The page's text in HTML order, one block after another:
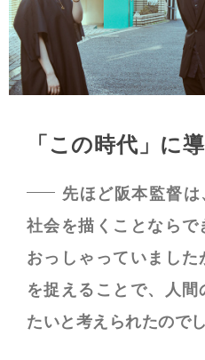
「この時代」に
先ほど阪本監督は
社会を描くことならで
おっしゃっていまし
を捉えることで、人間
たいと考えられたので